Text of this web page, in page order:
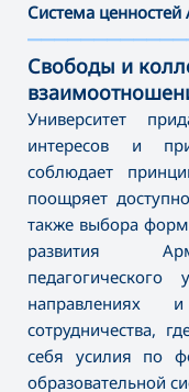
Система
Свободы и
Университет
интересов и
соблюдает
поощряет
также выбора
развития
педагогического
направлениях
сотрудничества,
себя усилия по
образовательной